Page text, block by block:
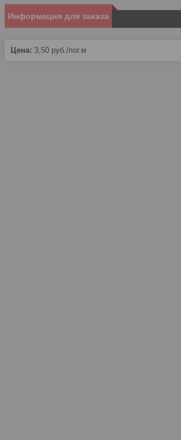
Информация для заказа
Цена: 3,50 руб. /пог.м